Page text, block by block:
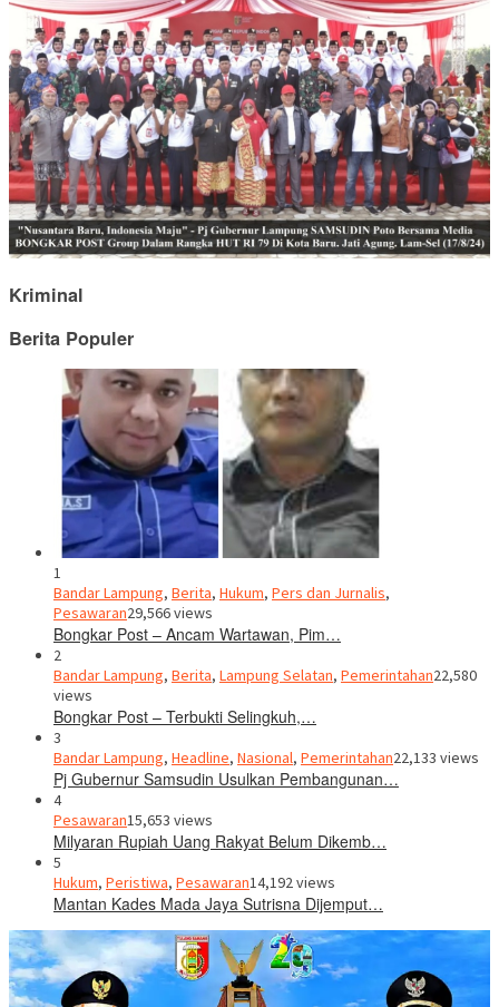
Kriminal
Berita Populer
1
Bandar Lampung, Berita, Hukum, Pers dan Jurnalis,
Pesawaran29,566 views
Bongkar Post – Ancam Wartawan, Pim…
2
Bandar Lampung, Berita, Lampung Selatan, Pemerintahan22,580
views
Bongkar Post – Terbukti Selingkuh,…
3
Bandar Lampung, Headline, Nasional, Pemerintahan22,133 views
Pj Gubernur Samsudin Usulkan Pembangunan…
4
Pesawaran15,653 views
Milyaran Rupiah Uang Rakyat Belum Dikemb…
5
Hukum, Peristiwa, Pesawaran14,192 views
Mantan Kades Mada Jaya Sutrisna Dijemput…